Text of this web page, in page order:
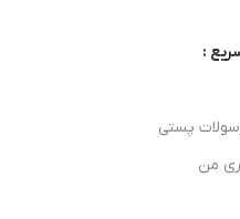
:
پستی
من